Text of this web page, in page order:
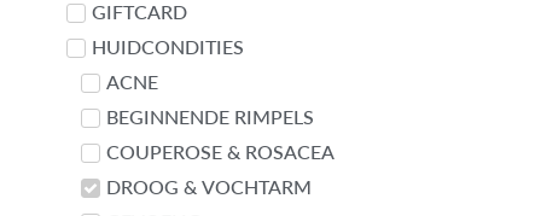
GIFTCARD
HUIDCONDITIES
ACNE
BEGINNENDE RIMPELS
COUPEROSE & ROSACEA
DROOG & VOCHTARM